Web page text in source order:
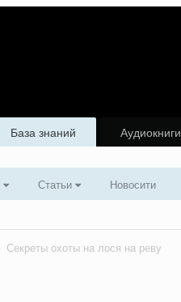
База знаний
Статьи Новосити
Аудиокниги
Секреты охоты на лося на реву